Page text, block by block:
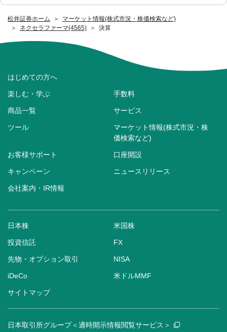
松井証券ホーム
マーケット情報(株式市況・株価検索など)
ネクセラファーマ(4565)
決算
はじめての方へ
楽しむ・学ぶ 手数料
商品一覧 サービス
ツール
マーケット情報(株式市況・株
価検索など)
お客様サポート 口座開設
キャンペーン ニュースリリース
会社案内・IR情報
日本株 米国株
投資信託 FX
先物・オプション取引 NISA
iDeCo 米ドルMMF
サイトマップ
日本取引所グループ＜適時開示情報閲覧サービス＞